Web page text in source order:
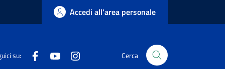
Accedi all'area personale
su: FacebookYoutube Cerca